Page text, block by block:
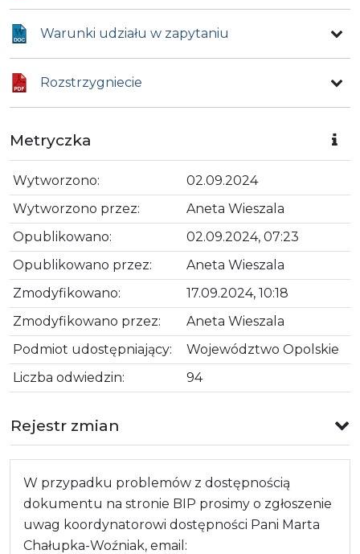
Warunki udziału w zapytaniu
Rozstrzygniecie
Metryczka
Wytworzono:
02.09.2024
Wytworzono przez:
Aneta Wieszala
Opublikowano:
02.09.2024, 07:23
Opublikowano przez:
Aneta Wieszala
Zmodyfikowano:
17.09.2024, 10:18
Zmodyfikowano przez:
Aneta Wieszala
Podmiot udostępniający:
Województwo Opolskie
Liczba odwiedzin:
94
Rejestr zmian
W przypadku problemów z dostępnością
dokumentu na stronie BIP prosimy o zgłoszenie
uwag koordynatorowi dostępności Pani Marta
Chałupka-Woźniak, email: